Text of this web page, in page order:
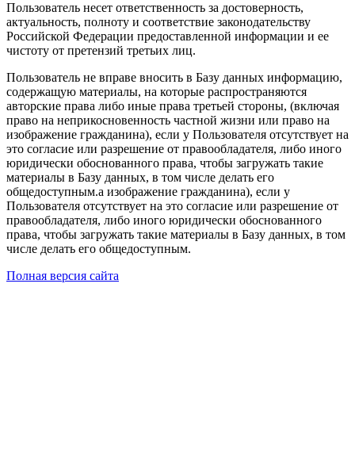
Пользователь несет ответственность за достоверность,
актуальность, полноту и соответствие законодательству
Российской Федерации предоставленной информации и ее
чистоту от претензий третьих лиц.
Пользователь не вправе вносить в Базу данных информацию,
содержащую материалы, на которые распространяются
авторские права либо иные права третьей стороны, (включая
право на неприкосновенность частной жизни или право на
изображение гражданина), если у Пользователя отсутствует на
это согласие или разрешение от правообладателя, либо иного
юридически обоснованного права, чтобы загружать такие
материалы в Базу данных, в том числе делать его
общедоступным.а изображение гражданина), если у
Пользователя отсутствует на это согласие или разрешение от
правообладателя, либо иного юридически обоснованного
права, чтобы загружать такие материалы в Базу данных, в том
числе делать его общедоступным.
Полная версия сайта